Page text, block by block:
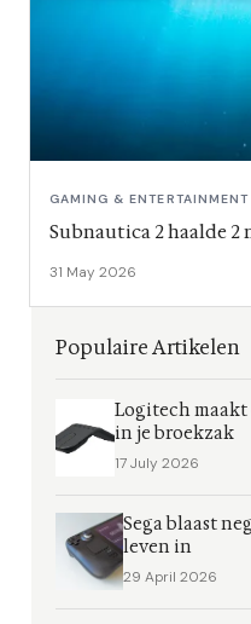
GAMING & ENTERTAINMENT
Subnautica 2 haalde 2
31 May 2026
Populaire Artikelen
Logitech
in je broekzak
17 July 2026
Sega blaast
leven in
29 April 2026